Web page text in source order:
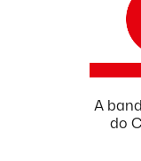
A
do